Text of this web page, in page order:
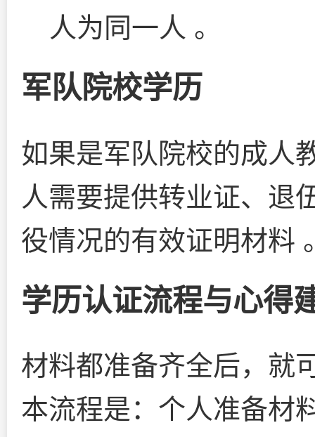
人为同一人 。
军队院校学历
如果是军队院校的成人
人需要提供转业证、退
役情况的有效证明材料
学历认证流程与心得
材料都准备齐全后，就
本流程是：个人准备